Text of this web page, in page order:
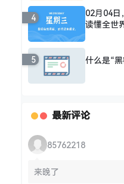
4
02月04日
读懂全世
5
什么是“黑
最新评论
85762218
来晚了